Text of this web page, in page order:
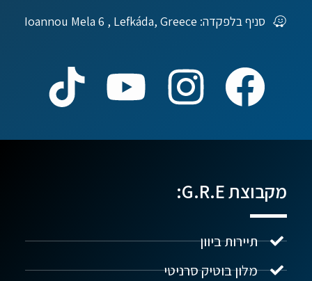
סניף בלפקדה: Ioannou Mela 6 , Lefkáda, Greece
מקבוצת G.R.E:
תיירות ביוון
מלון בוטיק סרניטי